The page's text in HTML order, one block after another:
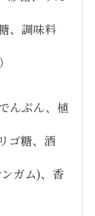
、調味料
んぷん、植
ゴ糖、酒
ガム)、香